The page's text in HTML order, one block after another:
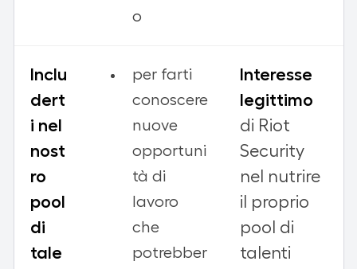
o
Inclu
dert
i nel
nost
ro
pool
di
tale
per farti
conoscere
nuove
opportuni
tà di
lavoro
che
potrebber
Interesse
legittimo
di Riot
Security
nel nutrire
il proprio
pool di
talenti